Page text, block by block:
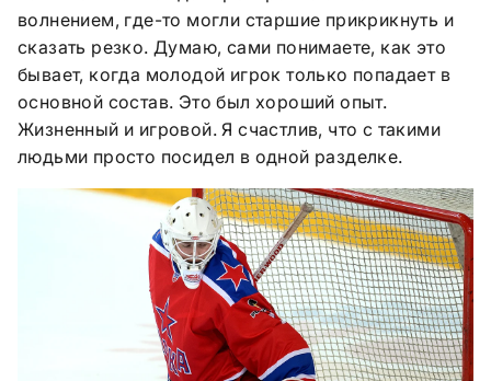
волнением, где-то могли старшие прикрикнуть и
сказать резко. Думаю, сами понимаете, как это
бывает, когда молодой игрок только попадает в
основной состав. Это был хороший опыт.
Жизненный и игровой. Я счастлив, что с такими
людьми просто посидел в одной разделке.